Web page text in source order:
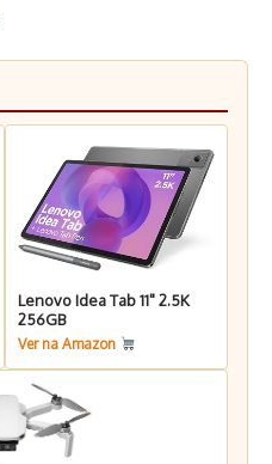
Lenovo Idea Tab 11" 2.5K
256GB
Ver na Amazon